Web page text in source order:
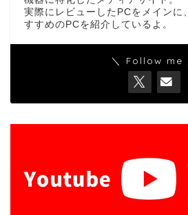
実際にレビューしたPCをメインに
すすめのPCを紹介しているよ。
＼ Follow me